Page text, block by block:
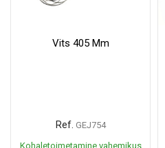
Vits 405 Mm
Ref. GEJ754
Kohaletoimetamine vahemikus